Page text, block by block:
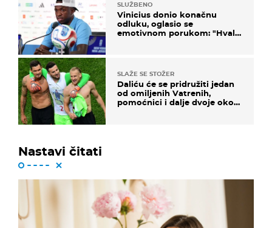
SLUŽBENO
Vinicius donio konačnu
odluku, oglasio se
emotivnom porukom: "Hvala
SLAŽE SE STOŽER
Daliću će se pridružiti jedan
od omiljenih Vatrenih,
pomoćnici i dalje dvoje oko
Nastavi čitati